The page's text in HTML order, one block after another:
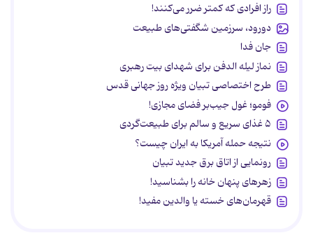
راز افرادی که کمتر ضرر می‌کنند!
دورود، سرزمین شگفتی‌های طبیعت
جان فدا
نماز لیله الدفن برای شهدای بیت رهبری
طرح اختصاصی تبیان ویژه روز جهانی قدس
فومو؛ غول جیب‌بر فضای مجازی!
۵ غذای سریع و سالم برای طبیعت‌گردی
نتیجه حمله آمریکا به ایران چیست؟
رونمایی از اتاق برق جدید تبیان
زهرهای پنهان خانه را بشناسید!
قهرمان‌های خسته یا والدین مفید!